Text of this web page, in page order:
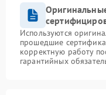
Используются
прошедшие
корректную работу
гарантийных